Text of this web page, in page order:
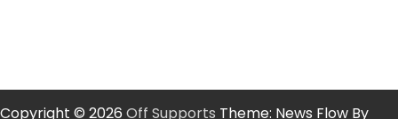
Copyright © 2026 Off Supports Theme: News Flow By